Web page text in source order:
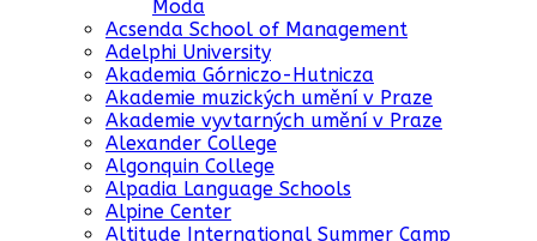
Moda
Acsenda School of Management
Adelphi University
Akademia Górniczo-Hutnicza
Akademie muzických umění v Praze
Akademie vyvtarných umění v Praze
Alexander College
Algonquin College
Alpadia Language Schools
Alpine Center
Altitude International Summer Camp